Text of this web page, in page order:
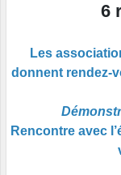
6
Les
donnent rendez-
Rencontre avec